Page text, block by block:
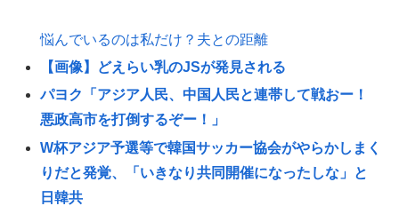
悩んでいるのは私だけ？夫との距離
【画像】どえらい乳のJSが発見される
パヨク「アジア人民、中国人民と連帯して戦おー！
悪政高市を打倒するぞー！」
W杯アジア予選等で韓国サッカー協会がやらかしまく
りだと発覚、「いきなり共同開催になったしな」と
日韓共